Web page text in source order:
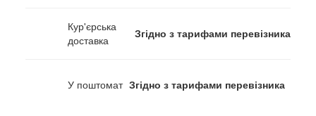
Кур'єрська
доставка
Згідно з тарифами перевізника
У поштомат Згідно з тарифами перевізника